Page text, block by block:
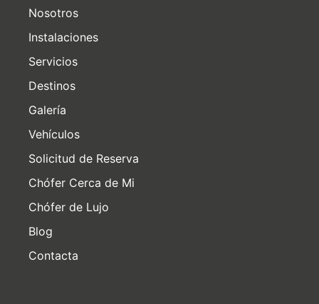
Nosotros
Instalaciones
Servicios
Destinos
Galería
Vehículos
Solicitud de Reserva
Chófer Cerca de Mi
Chófer de Lujo
Blog
Contacta